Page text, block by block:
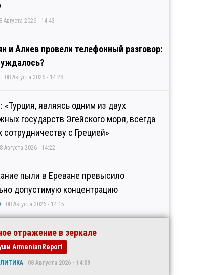
Августа 2026 - 14:43
и Алиев провели телефонный разговор:
08 Августа 2026 - 14:28
являясь одним из двух
государств Эгейского моря, всегда
сотрудничеству с Грецией»
Августа 2026 - 14:22
пыли в Ереване превысило
допустимую концентрацию
08 Августа 2026 - 14:15
отражение в зеркале
ArmenianReport
08 Августа 2026 - 14:09